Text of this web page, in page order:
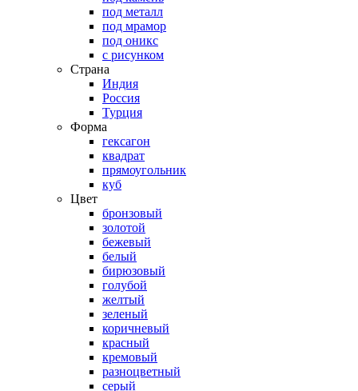
под металл
под мрамор
под оникс
с рисунком
Страна
Индия
Россия
Турция
Форма
гексагон
квадрат
прямоугольник
куб
Цвет
бронзовый
золотой
бежевый
белый
бирюзовый
голубой
желтый
зеленый
коричневый
красный
кремовый
разноцветный
серый